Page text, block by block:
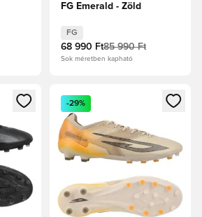
FG Emerald - Zöld
FG
68 990 Ft85 990 Ft
Sok méretben kapható
a bejelentkezéshez vagy a tagként
Megnyit egy modált a
-29%